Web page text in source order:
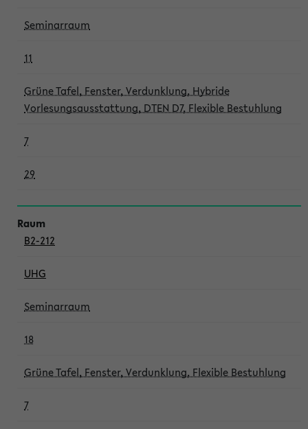
Seminarraum
11
Grüne Tafel, Fenster, Verdunklung, Hybride
Vorlesungsausstattung, DTEN D7, Flexible Bestuhlung
7
29
B2-212
UHG
Seminarraum
18
Grüne Tafel, Fenster, Verdunklung, Flexible Bestuhlung
7